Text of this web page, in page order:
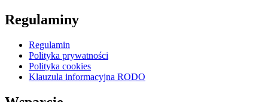
Regulaminy
Regulamin
Polityka prywatności
Polityka cookies
Klauzula informacyjna RODO